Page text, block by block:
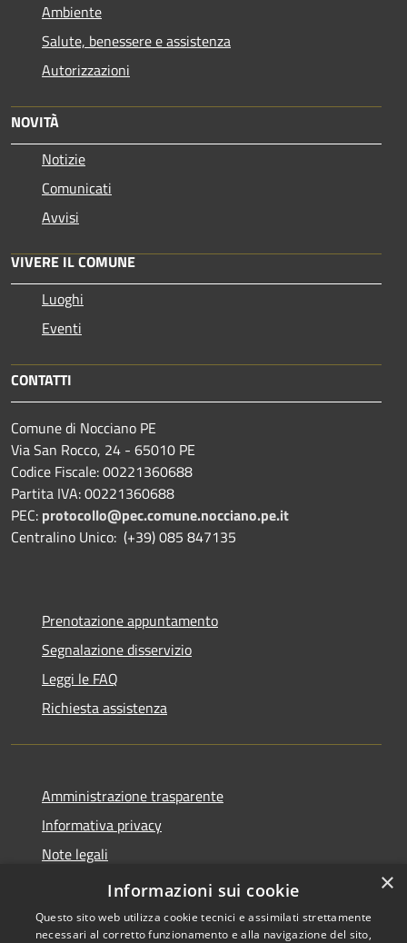
Ambiente
Salute, benessere e assistenza
Autorizzazioni
NOVITÀ
Notizie
Comunicati
Avvisi
VIVERE IL COMUNE
Luoghi
Eventi
CONTATTI
Comune di Nocciano PE
Via San Rocco, 24 - 65010 PE
Codice Fiscale: 00221360688
Partita IVA: 00221360688
PEC: protocollo@pec.comune.nocciano.pe.it
Centralino Unico: (+39) 085 847135
Prenotazione appuntamento
Segnalazione disservizio
Leggi le FAQ
Richiesta assistenza
Amministrazione trasparente
Informativa privacy
Note legali
Dichiarazione di accessibilità
×
Informazioni sui cookie
Questo sito web utilizza cookie tecnici e assimilati strettamente
necessari al corretto funzionamento e alla navigazione del sito,